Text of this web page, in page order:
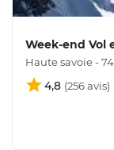
Week-end Vol
Haute savoie - 74
4,8